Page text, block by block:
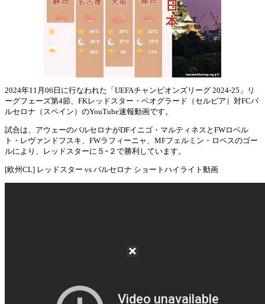
2024年11月06日に行なわれた「UEFAチャンピオンズリーグ 2024-25」リ
ーグフェーズ第4節、FKレッドスター・ベオグラード（セルビア）対FCバ
ルセロナ（スペイン）のYouTube速報動画です。
試合は、アウェーのバルセロナがDFイニゴ・マルティネスとFWロベル
ト・レヴァンドフスキ、FWラフィーニャ、MFフェルミン・ロペスのゴー
ルにより、レッドスターに５ｰ２で勝利しています。
[欧州CL] レッドスター vs バルセロナ ショートハイライト動画